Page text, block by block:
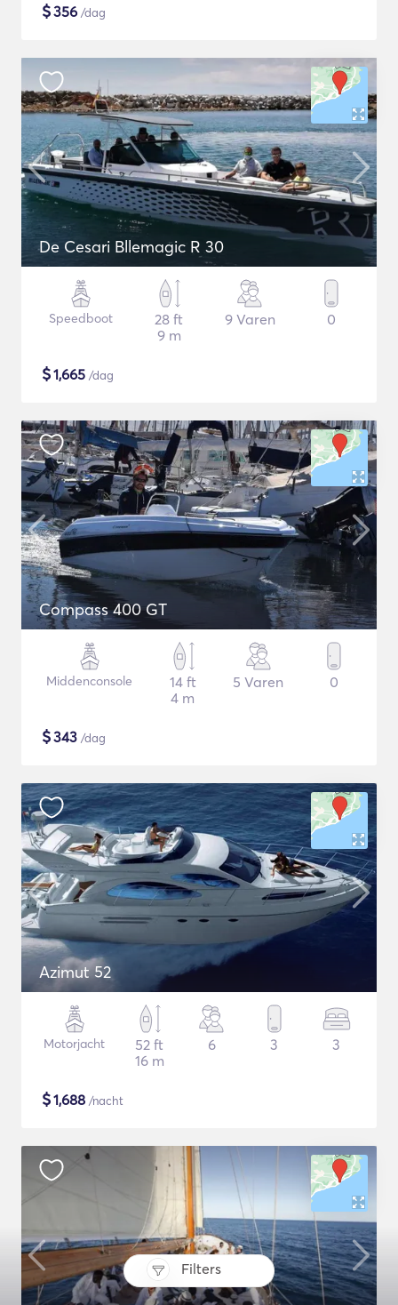
Filters
$356 /dag
De Cesari Bllemagic R 30
Speedboot
28 ft
9 m
9 Varen 0
$1,665 /dag
Compass 400 GT
Middenconsole
14 ft
4 m
5 Varen 0
$343 /dag
Azimut 52
Motorjacht
52 ft
16 m
6 3 3
$1,688 /nacht